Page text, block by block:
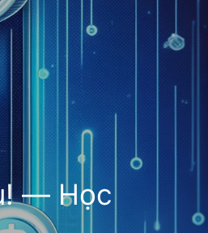
Về chúng tôi 🇻🇳 Tiếng Việt
— Học